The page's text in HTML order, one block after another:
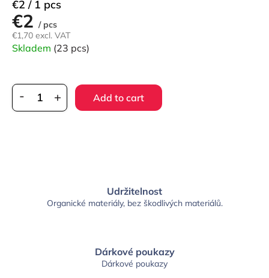
€2 / pcs
€1,70 excl. VAT
Measure
price:
€2 / 1 pcs
Skladem (23 pcs)
Add to cart
Udržitelnost
Organické materiály, bez škodlivých materiálů.
Dárkové poukazy
Dárkové poukazy